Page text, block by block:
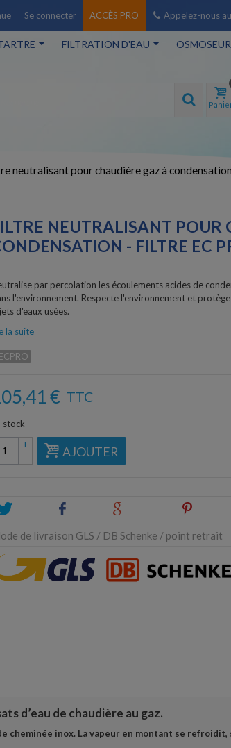
Appelez-nous
Se connecter ACCÈS PRO
FILTRATION D'EAU
neutralisant pour chaudière gaz à
NEUTRALISANT POUR
- FILTRE EC
par percolation les écoulements acides de
l'environnement. Respecte l'environnement et
d'eaux usées.
la suite
€ TTC
stock
-
+
AJOUTER
Tweet
de livraison GLS / DB Schenke / point retrait
d’eau de chaudière au gaz.
cheminée inox. La vapeur en montant se